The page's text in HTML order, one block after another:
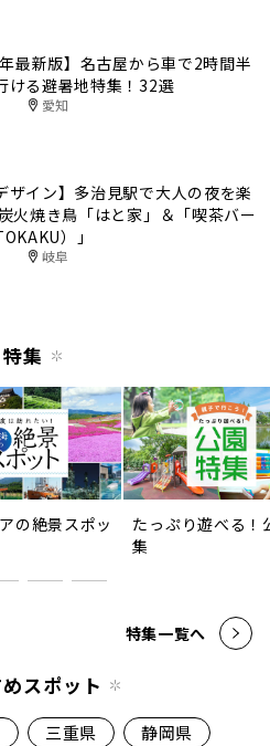
年最新版】名古屋から車で2時間半
ける避暑地特集！32選
愛知
ザイン】多治見駅で大人の夜を楽
火焼き鳥「はと家」＆「喫茶バー
）」
岐阜
特集
の絶景スポッ
たっぷり遊べる！
集
特集一覧へ
スポット
三重県 静岡県